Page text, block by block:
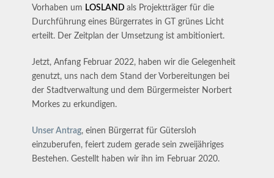
Vorhaben um LOSLANDals Projektträger für die
Durchführung eines Bürgerrates in GT grünes Licht
erteilt. Der Zeitplan der Umsetzung ist ambitioniert.
Jetzt, Anfang Februar 2022, haben wir die Gelegenheit
genutzt, uns nach dem Stand der Vorbereitungen bei
der Stadtverwaltung und dem Bürgermeister Norbert
Morkes zu erkundigen.
Unser Antrag, einen Bürgerrat für Gütersloh
einzuberufen, feiert zudem gerade sein zweijähriges
Bestehen. Gestellt haben wir ihn im Februar 2020.